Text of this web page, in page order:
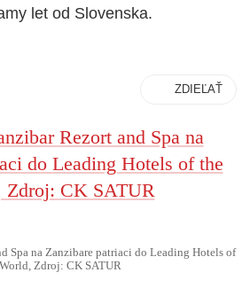
let od Slovenska.
ZDIEĽAŤ
Spa na Zanzibare patriaci do Leading Hotels of
Zdroj: CK SATUR